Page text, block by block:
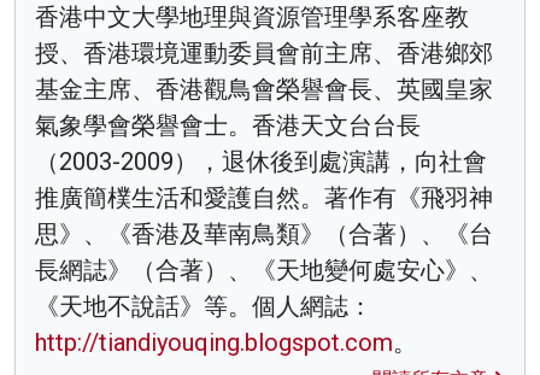
香港中文大學地理與資源管理學系客座教
授、香港環境運動委員會前主席、香港鄉郊
基金主席、香港觀鳥會榮譽會長、英國皇家
氣象學會榮譽會士。香港天文台台長
（2003-2009），退休後到處演講，向社會
推廣簡樸生活和愛護自然。著作有《飛羽神
思》、《香港及華南鳥類》（合著）、《台
長網誌》（合著）、《天地變何處安心》、
《天地不說話》等。個人網誌：
http://tiandiyouqing.blogspot.com。